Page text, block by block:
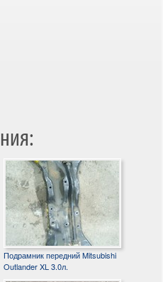
Подрамник передний Mitsubishi
Outlander XL 3.0л.